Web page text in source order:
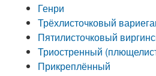
Генри
Трёхлисточковый
Пятилисточковый
Триостренный
Прикреплённый